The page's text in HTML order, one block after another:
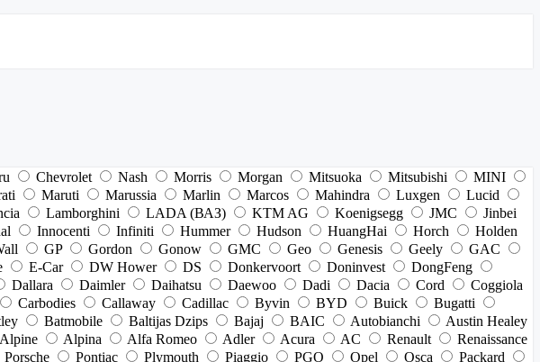
Chevrolet Nash Morris Morgan Mitsuoka Mitsubishi
MINI
Maruti Marussia Marlin Marcos Mahindra Luxgen
Lucid
Lamborghini LADA (ВАЗ) KTM AG Koenigsegg JMC
Jinbei
Innocenti Infiniti Hummer Hudson HuangHai Horch
Holden
GP Gordon Gonow GMC Geo Genesis Geely
GAC
E-Car DW Hower DS Donkervoort Doninvest
DongFeng
Dallara Daimler Daihatsu Daewoo Dadi Dacia Cord
Coggiola
Carbodies Callaway Cadillac Byvin BYD Buick
Bugatti
Batmobile Baltijas Dzips Bajaj BAIC Autobianchi
Austin Healey
Alpine Alpina Alfa Romeo Adler Acura AC Renault
Renaissance
Porsche Pontiac Plymouth Piaggio PGO Opel Osca
Packard